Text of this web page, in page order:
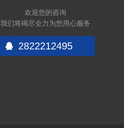
欢迎您的咨询
我们将竭尽全力为您用心服务
2822212495